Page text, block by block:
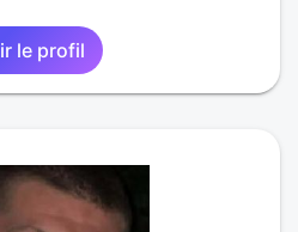
le profil